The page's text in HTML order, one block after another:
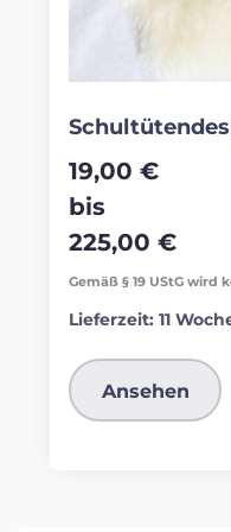
19,00 €
bis
225,00 €
Gemäß § 19 UStG
Lieferzeit: 11
Ansehen